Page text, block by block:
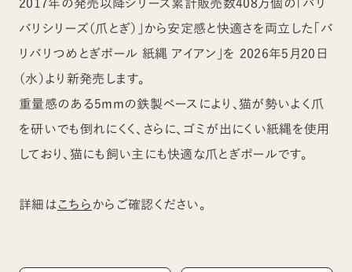
2017年の発売以降シリーズ累計販売数408万個の「バリ
バリシリーズ（爪とぎ）」から安定感と快適さを両立した「バ
リバリつめとぎポール 紙縄 アイアン」を 2026年5月20日
（水）より新発売します。
重量感のある5mmの鉄製ベースにより、猫が勢いよく爪
を研いでも倒れにくく、さらに、ゴミが出にくい紙縄を使用
しており、猫にも飼い主にも快適な爪とぎポールです。
詳細は こちら からご確認ください。